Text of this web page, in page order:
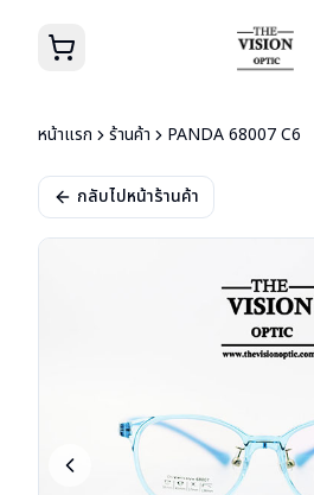
หน้าแรก ร้านค้า PANDA 68007 C6
กลับไปหน้าร้านค้า